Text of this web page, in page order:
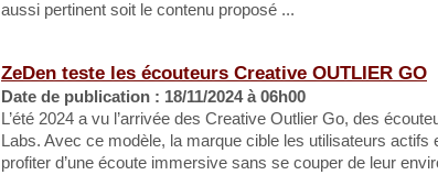
aussi pertinent soit le contenu proposé ...
ZeDen teste les écouteurs Creative OUTLIER GO
Date de publication : 18/11/2024 à 06h00
L’été 2024 a vu l’arrivée des Creative Outlier Go, des
Labs. Avec ce modèle, la marque cible les utilisateurs actifs
profiter d’une écoute immersive sans se couper de leur